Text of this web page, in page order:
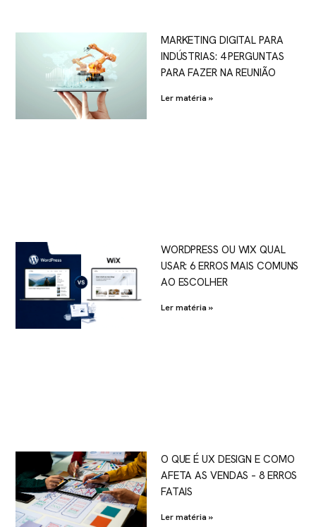
MARKETING DIGITAL PARA
INDÚSTRIAS: 4 PERGUNTAS
PARA FAZER NA REUNIÃO
Ler matéria »
WORDPRESS OU WIX QUAL
USAR: 6 ERROS MAIS COMUNS
AO ESCOLHER
Ler matéria »
O QUE É UX DESIGN E COMO
AFETA AS VENDAS – 8 ERROS
FATAIS
Ler matéria »